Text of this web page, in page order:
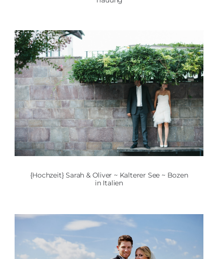
{Hochzeit} Sarah & Oliver ~ Kalterer See ~ Bozen
in Italien